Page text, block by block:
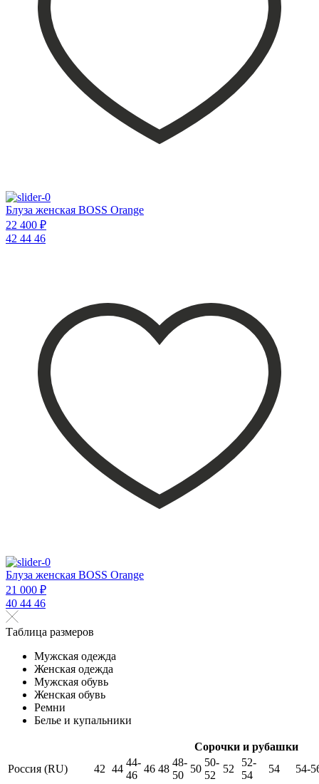
Блуза женская BOSS Orange
22 400 ₽
42 44 46
Блуза женская BOSS Orange
21 000 ₽
40 44 46
Таблица размеров
Мужская одежда
Женская одежда
Мужская обувь
Женская обувь
Ремни
Белье и купальники
Сорочки и рубашки
Россия (RU)
42 44
44-
46
46 48
48-
50
50
50-
52
52
52-
54
54
54-